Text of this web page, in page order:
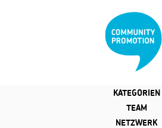
KATEGORIEN
TEAM
NETZWERK